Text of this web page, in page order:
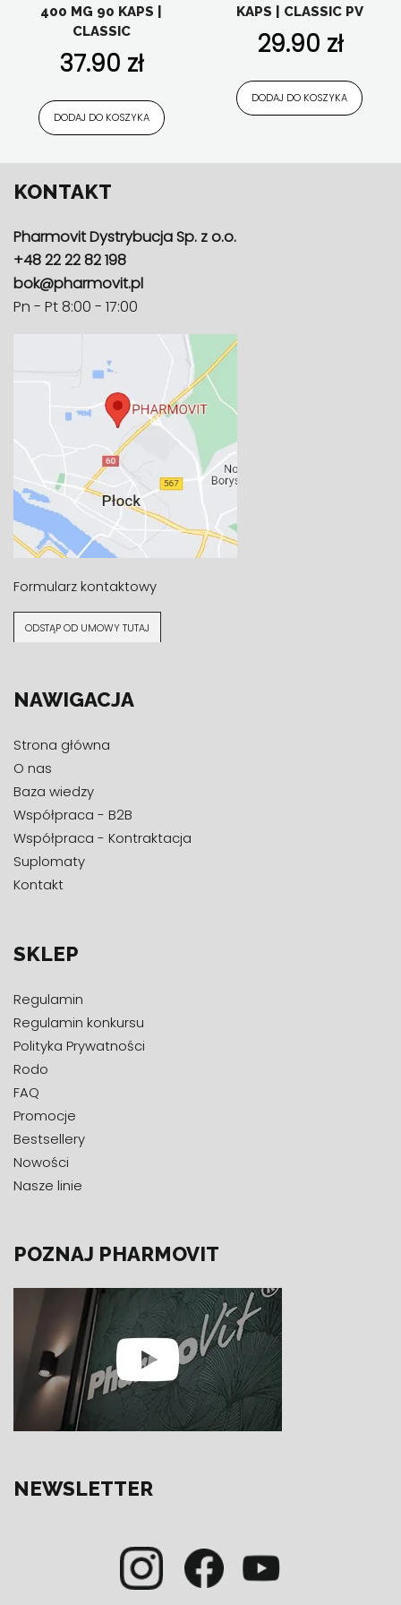
roślinne ,Forma suplementu
Funkcjonalność kości, stawy, mięśnie
Nasze linie,Składniki aktywne
suplementy diety w
kapsułkach/tabletkach,uroda i
400 MG 90 KAPS |
CLASSIC
37.90 zł
DODAJ DO KOSZYKA
witalność
Forma suplementu
koncentracja,Składniki aktywne
suplementy diety w
antyoksydacja,witaminy i minerały
Wszystkie produkty
KAPS | CLASSIC PV
29.90 zł
DODAJ DO KOSZYKA
KONTAKT
Pharmovit Dystrybucja Sp. z o.o.
+48 22 22 82 198
bok@pharmovit.pl
Pn - Pt 8:00 - 17:00
Formularz kontaktowy
ODSTĄP OD UMOWY TUTAJ
NAWIGACJA
Strona główna
O nas
Baza wiedzy
Współpraca - B2B
Współpraca - Kontraktacja
Suplomaty
Kontakt
SKLEP
Regulamin
Regulamin konkursu
Polityka Prywatności
Rodo
FAQ
Promocje
Bestsellery
Nowości
Nasze linie
POZNAJ PHARMOVIT
NEWSLETTER